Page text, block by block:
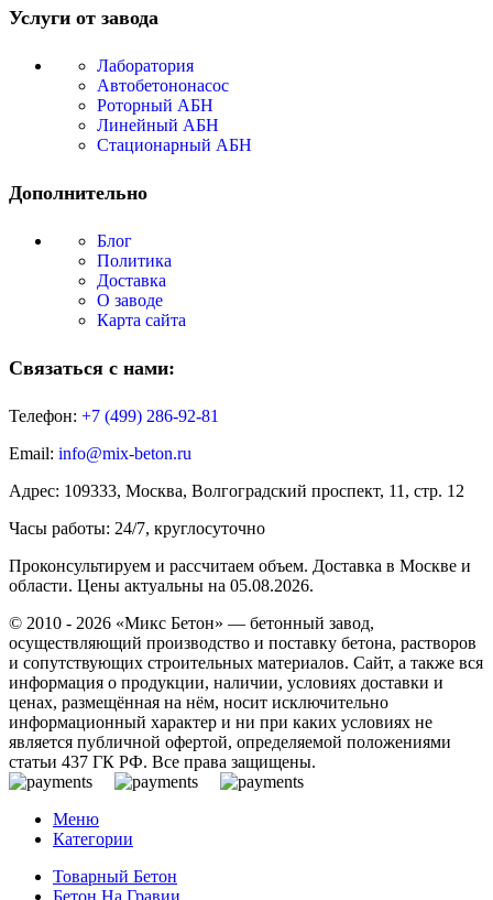
Услуги от завода
Лаборатория
Автобетононасос
Роторный АБН
Линейный АБН
Стационарный АБН
Дополнительно
Блог
Политика
Доставка
О заводе
Карта сайта
Связаться с нами:
Телефон: +7 (499) 286-92-81
Email: info@mix-beton.ru
Адрес: 109333, Москва, Волгоградский проспект, 11, стр. 12
Часы работы: 24/7, круглосуточно
Проконсультируем и рассчитаем объем. Доставка в Москве и
области. Цены актуальны на 05.08.2026.
© 2010 - 2026 «Микс Бетон» — бетонный завод,
осуществляющий производство и поставку бетона, растворов
и сопутствующих строительных материалов. Сайт, а также вся
информация о продукции, наличии, условиях доставки и
ценах, размещённая на нём, носит исключительно
информационный характер и ни при каких условиях не
является публичной офертой, определяемой положениями
статьи 437 ГК РФ. Все права защищены.
Меню
Категории
Товарный Бетон